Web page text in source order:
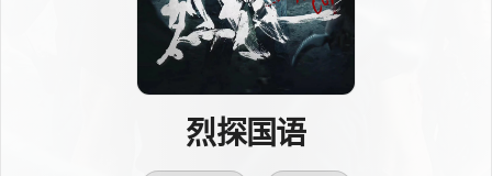
烈探国语